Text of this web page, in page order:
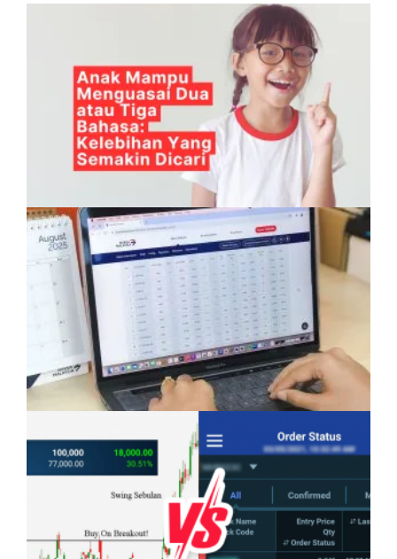
Anak Mampu Menguasai Dua atau Tiga
Bahasa: Kelebihan Yang Semakin Dicari
Pelaburan Saham Bukan Untuk Mereka Yang
Suka ‘Stress’